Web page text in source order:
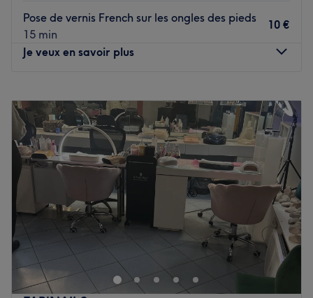
Pose de vernis French sur les ongles des pieds
15 min
10 €
Je veux en savoir plus
Mardi
10:00–19:30
Mercredi
10:00– 19:30
Jeudi
10:00–19:30
Vendredi
10:00 19:30
Samedi
10:00–19:30
10:00 –19:30
Poussez les portes de Say Beaute Indien, un très joli salon
de beauté situé dans le centre de Melun !
Transport public le plus proche : RER Melun L’équipe :
Une équipe chaleureuse et professionnelle !